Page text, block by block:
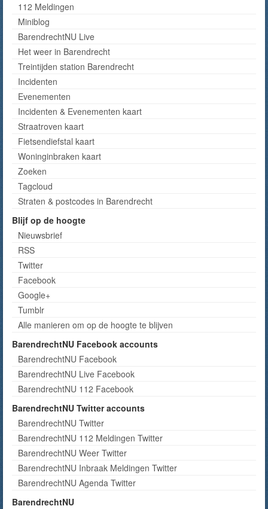
112 Meldingen
Miniblog
BarendrechtNU Live
Het weer in Barendrecht
Treintijden station Barendrecht
Incidenten
Evenementen
Incidenten & Evenementen kaart
Straatroven kaart
Fietsendiefstal kaart
Woninginbraken kaart
Zoeken
Tagcloud
Straten & postcodes in Barendrecht
Blijf op de hoogte
Nieuwsbrief
RSS
Twitter
Facebook
Google+
Tumblr
Alle manieren om op de hoogte te blijven
BarendrechtNU Facebook accounts
BarendrechtNU Facebook
BarendrechtNU Live Facebook
BarendrechtNU 112 Facebook
BarendrechtNU Twitter accounts
BarendrechtNU Twitter
BarendrechtNU 112 Meldingen Twitter
BarendrechtNU Weer Twitter
BarendrechtNU Inbraak Meldingen Twitter
BarendrechtNU Agenda Twitter
BarendrechtNU